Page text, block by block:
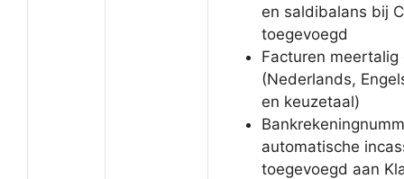
en saldibalans bij
toegevoegd
Facturen meertalig
(Nederlands,
en keuzetaal)
automatische
toegevoegd aan